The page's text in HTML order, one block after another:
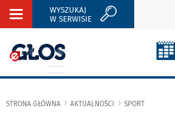
Rozwiń
WYSZUKAJ
W SERWISIE
STRONA GŁÓWNA AKTUALNOŚCI SPORT